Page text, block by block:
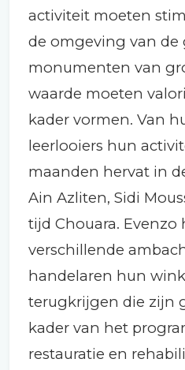
activiteit moeten
de omgeving van de
monumenten van
waarde moeten
kader vormen. Van
leerlooiers hun
maanden hervat in
Ain Azliten, Sidi
tijd Chouara. Evenzo
verschillende
handelaren hun
terugkrijgen die zijn
kader van het
restauratie en